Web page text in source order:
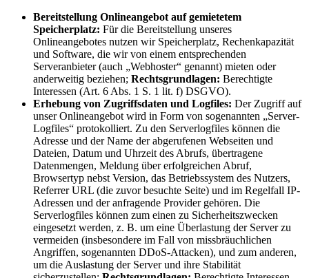
Bereitstellung Onlineangebot auf gemietetem
Speicherplatz: Für die Bereitstellung unseres
Onlineangebotes nutzen wir Speicherplatz, Rechenkapazität
und Software, die wir von einem entsprechenden
Serveranbieter (auch „Webhoster“ genannt) mieten oder
anderweitig beziehen; Rechtsgrundlagen: Berechtigte
Interessen (Art. 6 Abs. 1 S. 1 lit. f) DSGVO).
Erhebung von Zugriffsdaten und Logfiles: Der Zugriff auf
unser Onlineangebot wird in Form von sogenannten „Server-
Logfiles“ protokolliert. Zu den Serverlogfiles können die
Adresse und der Name der abgerufenen Webseiten und
Dateien, Datum und Uhrzeit des Abrufs, übertragene
Datenmengen, Meldung über erfolgreichen Abruf,
Browsertyp nebst Version, das Betriebssystem des Nutzers,
Referrer URL (die zuvor besuchte Seite) und im Regelfall IP-
Adressen und der anfragende Provider gehören. Die
Serverlogfiles können zum einen zu Sicherheitszwecken
eingesetzt werden, z. B. um eine Überlastung der Server zu
vermeiden (insbesondere im Fall von missbräuchlichen
Angriffen, sogenannten DDoS-Attacken), und zum anderen,
um die Auslastung der Server und ihre Stabilität